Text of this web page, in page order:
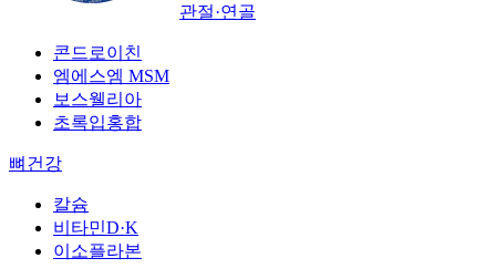
관절·연골
콘드로이친
엠에스엠 MSM
보스웰리아
초록입홍합
뼈건강
칼슘
비타민D·K
이소플라본